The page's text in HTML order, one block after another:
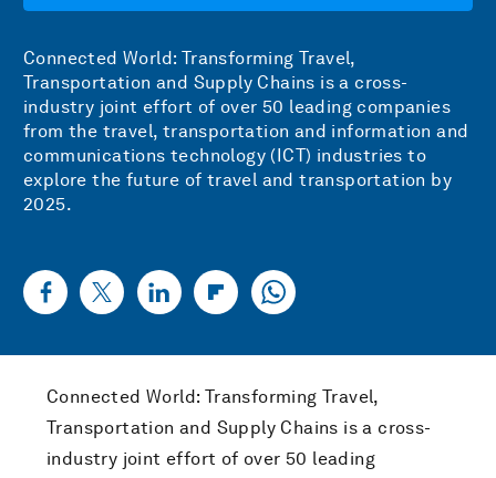
Connected World: Transforming Travel,
Transportation and Supply Chains is a cross-
industry joint effort of over 50 leading companies
from the travel, transportation and information and
communications technology (ICT) industries to
explore the future of travel and transportation by
2025.
Connected World: Transforming Travel,
Transportation and Supply Chains is a cross-
industry joint effort of over 50 leading